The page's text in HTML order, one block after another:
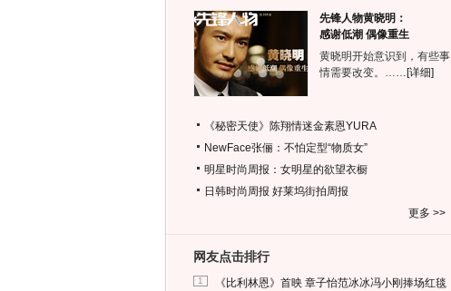
先锋人物黄晓明：
感谢低潮 偶像重生
黄晓明开始意识到，有些事
情需要改变。…… [详细]
《秘密天使》陈翔情迷金素恩YURA
NewFace张俪：不怕定型“物质女”
明星时尚周报：女明星的欲望衣橱
日韩时尚周报 好莱坞街拍周报
更多 >>
网友点击排行
1 《比利林恩》首映 章子怡范冰冰冯小刚捧场红毯